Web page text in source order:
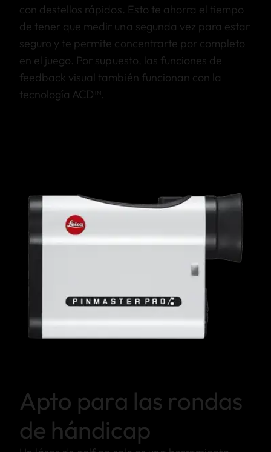
con destellos rápidos. Esto te ahorra el tiempo
de tener que medir una segunda vez para estar
seguro y te permite concentrarte por completo
en el juego. Por supuesto, las funciones de
feedback visual también funcionan con la
tecnología ACD™.
Apto para las rondas
de hándicap